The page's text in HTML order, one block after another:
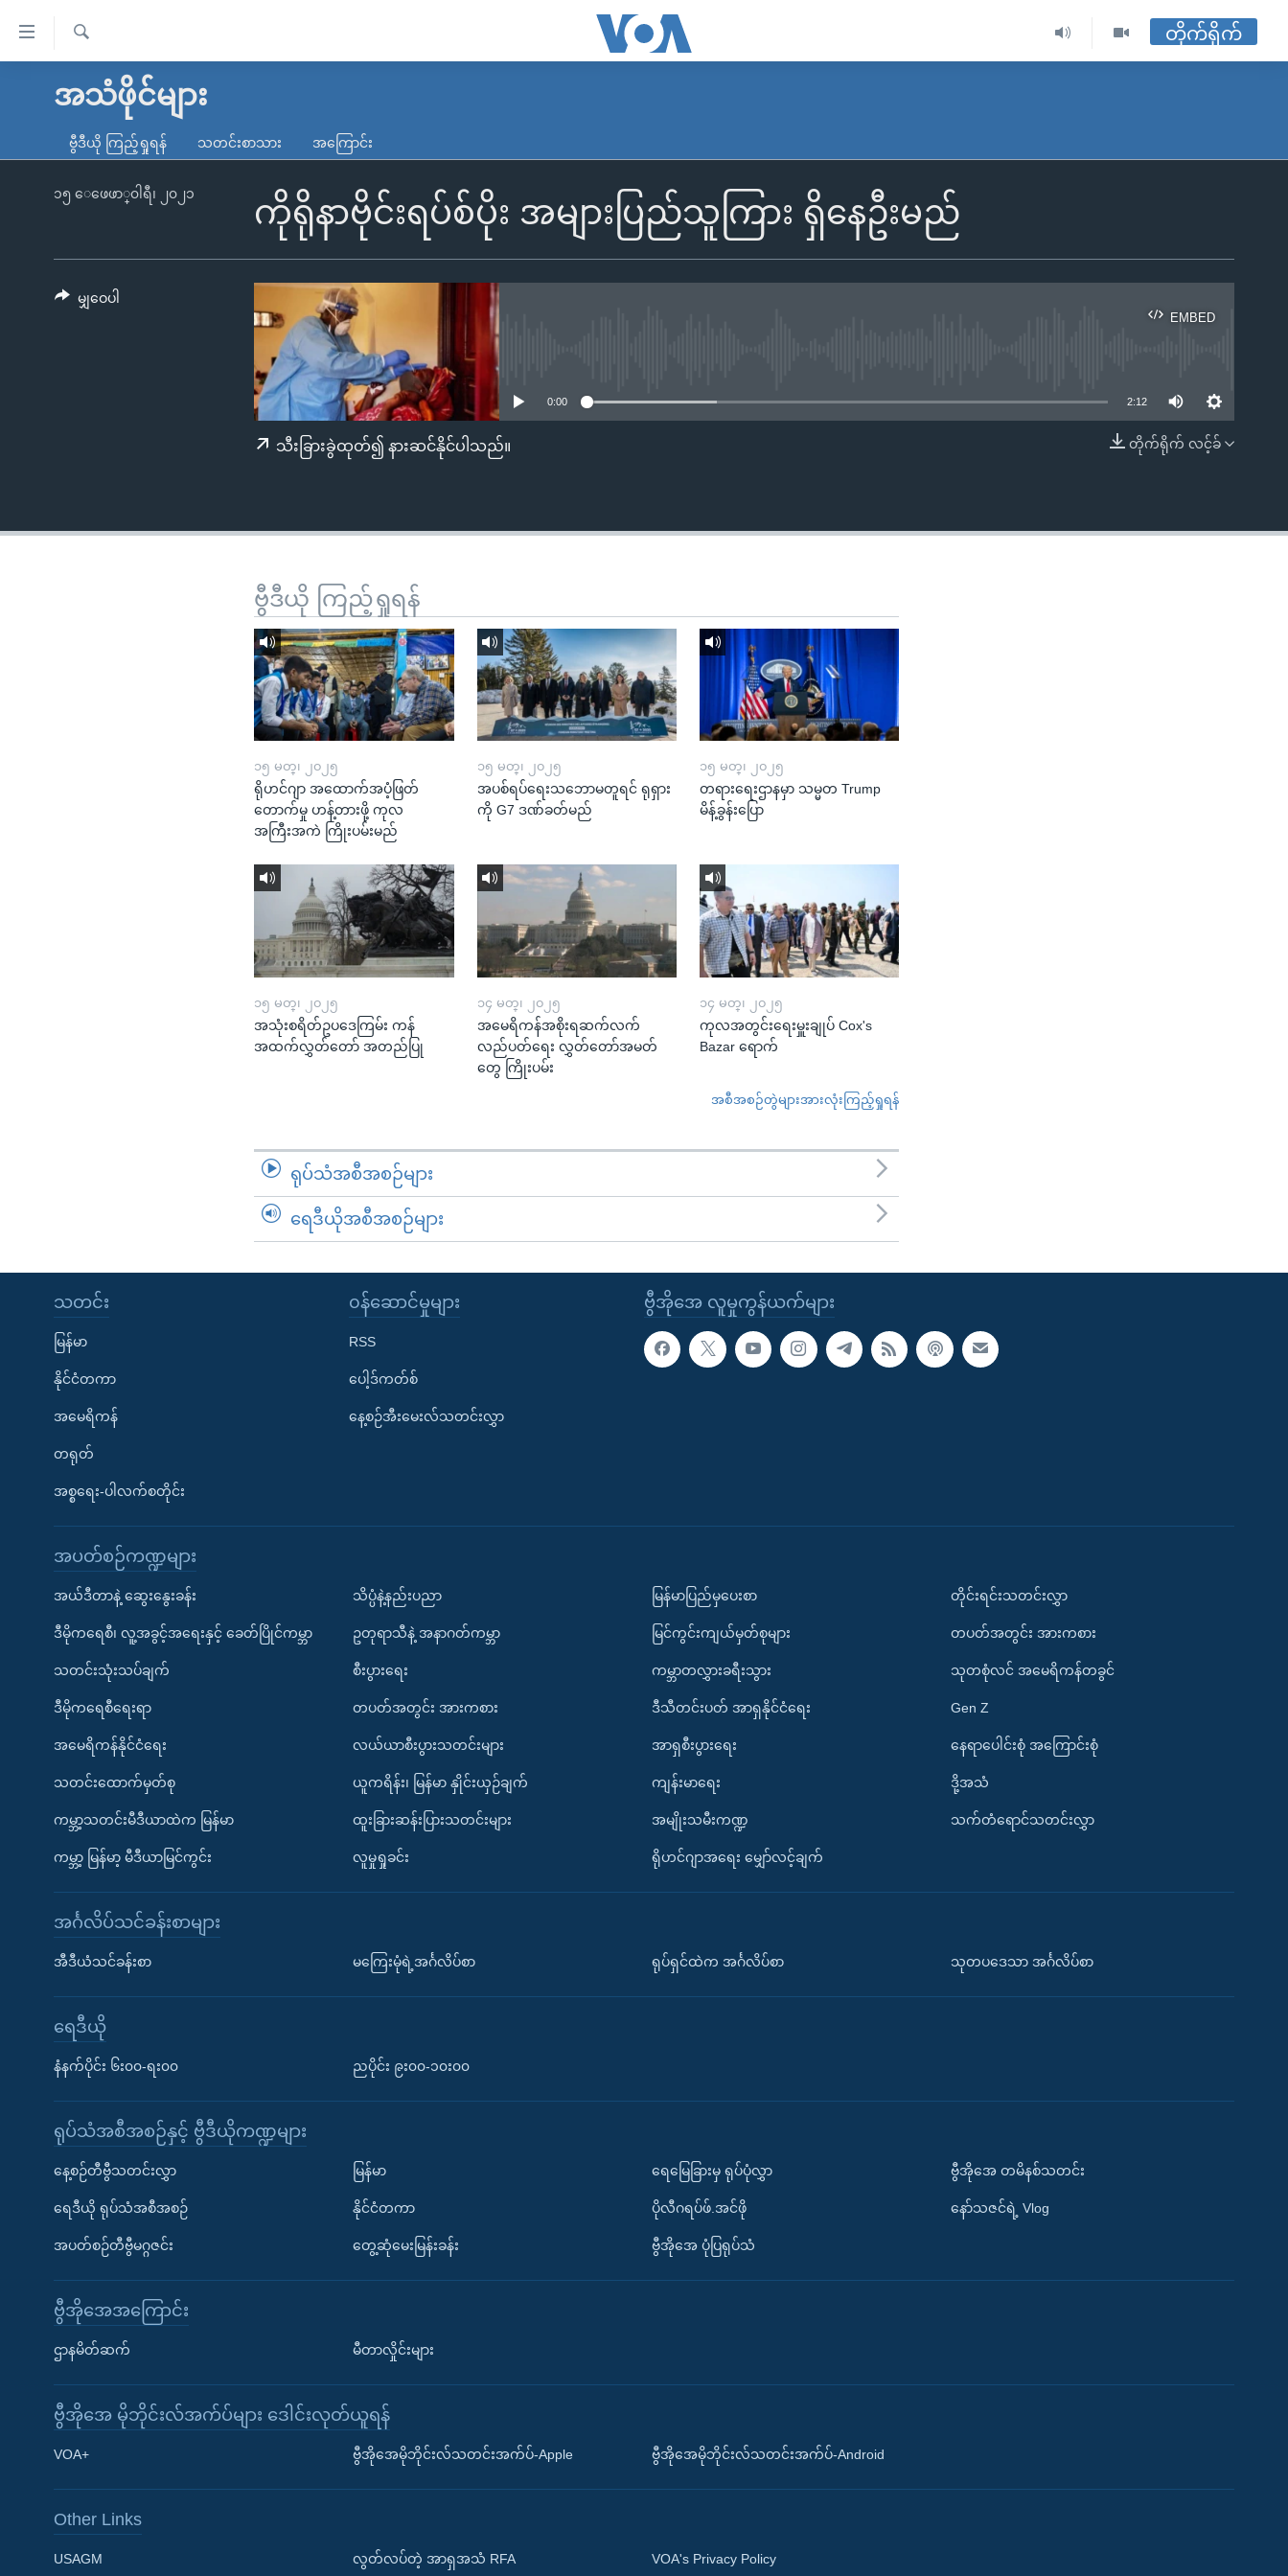
လွယ်ကူ
သည့်
ကျော်
မူလစာမျက်နှာ
ကမ္ဘာ့သတင်းများ
နိုင်ငံတကာ
တရုတ်
အစ္စရေး-ပါလက်စတိုင်း
ရပ်ဝန်းတခု လမ်းတခု အလွန်
အင်္ဂလိပ်စာလေ့လာမယ်
Learning English
ရ
တိုက်ရိုက်
အသံဖိုင်များ
ဗွီဒီယို ကြည့်ရှုရန် သတင်းစာသား အကြောင်း
ကိုရိုနာဗိုင်းရပ်စ်ပိုး အများပြည်သူကြား ရှိနေဦးမည်
၁၅ ေဖေဖာ္၀ါရီ၊ ၂၀၂၁
EMBED
EMBED
0:00 2:12
တိုက်ရိုက် လင့်ခ်
သီးခြားခွဲထုတ်၍ နားဆင်နိုင်ပါသည်။
မျှဝေပါ
ဗွီဒီယို ကြည့်ရှုရန်
၁၅ မတ္၊ ၂၀၂၅
ရိုဟင်ဂျာ အထောက်အပံ့ဖြတ်
တောက်မှု ဟန့်တားဖို့ ကုလ
အကြီးအကဲ ကြိုးပမ်းမည်
၁၅ မတ္၊ ၂၀၂၅
အပစ်ရပ်ရေးသဘောမတူရင် ရုရှား
ကို G7 ဒဏ်ခတ်မည်
၁၅ မတ္၊ ၂၀၂၅
တရားရေးဌာနမှာ သမ္မတ Trump
မိန့်ခွန်းပြော
၁၅ မတ္၊ ၂၀၂၅
အသုံးစရိတ်ဥပဒေကြမ်း ကန်
အထက်လွှတ်တော် အတည်ပြု
၁၄ မတ္၊ ၂၀၂၅
အမေရိကန်အစိုးရဆက်လက်
လည်ပတ်ရေး လွှတ်တော်အမတ်
တွေ ကြိုးပမ်း
၁၄ မတ္၊ ၂၀၂၅
ကုလအတွင်းရေးမှူးချုပ် Cox's
Bazar ရောက်
အစီအစဉ်တွဲများအားလုံးကြည့်ရှုရန်
ရုပ်သံအစီအစဉ်များ
ရေဒီယိုအစီအစဉ်များ
ဗွီအိုအေ လူမှုကွန်ယက်များ
သတင်း
မြန်မာ
နိုင်ငံတကာ
အမေရိကန်
တရုတ်
အစ္စရေး-ပါလက်စတိုင်း
၀န်ဆောင်မှုများ
RSS
ပေါ့ဒ်ကတ်စ်
နေ့စဉ်အီးမေးလ်သတင်းလွှာ
အပတ်စဉ်ကဏ္ဍများ
အယ်ဒီတာနဲ့ ဆွေးနွေးခန်း
ဒီမိုကရေစီ၊ လူ့အခွင့်အရေးနှင့် ခေတ်ပြိုင်ကမ္ဘာ
သတင်းသုံးသပ်ချက်
ဒီမိုကရေစီရေးရာ
အမေရိကန်နိုင်ငံရေး
သတင်းထောက်မှတ်စု
ကမ္ဘာ့သတင်းမီဒီယာထဲက မြန်မာ
ကမ္ဘာ့ မြန်မာ့ မီဒီယာမြင်ကွင်း
သိပ္ပံနဲ့နည်းပညာ
ဥတုရာသီနဲ့ အနာဂတ်ကမ္ဘာ
စီးပွားရေး
တပတ်အတွင်း အားကစား
လယ်ယာစီးပွားသတင်းများ
ယူကရိန်း၊ မြန်မာ နှိုင်းယှဉ်ချက်
ထူးခြားဆန်းပြားသတင်းများ
လူမှုရှုခင်း
မြန်မာပြည်မှပေးစာ
မြင်ကွင်းကျယ်မှတ်စုများ
ကမ္ဘာတလွှားခရီးသွား
ဒီသီတင်းပတ် အာရှနိုင်ငံရေး
အာရှစီးပွားရေး
ကျန်းမာရေး
အမျိုးသမီးကဏ္ဍ
ရိုဟင်ဂျာအရေး မျှော်လင့်ချက်
တိုင်းရင်းသတင်းလွှာ
တပတ်အတွင်း အားကစား
သုတစုံလင် အမေရိကန်တခွင်
Gen Z
နေရာပေါင်းစုံ အကြောင်းစုံ
ဒို့အသံ
သက်တံရောင်သတင်းလွှာ
အင်္ဂလိပ်သင်ခန်းစာများ
အီဒီယံသင်ခန်းစာ မကြေးမုံရဲ့အင်္ဂလိပ်စာ ရုပ်ရှင်ထဲက အင်္ဂလိပ်စာ သုတပဒေသာ အင်္ဂလိပ်စာ
ရေဒီယို
နံနက်ပိုင်း ၆း၀၀-ရး၀၀ ညပိုင်း ၉း၀၀-၁၀း၀၀
ရုပ်သံအစီအစဉ်နှင့် ဗွီဒီယိုကဏ္ဍများ
နေ့စဉ်တီဗွီသတင်းလွှာ
ရေဒီယို ရုပ်သံအစီအစဉ်
အပတ်စဉ်တီဗွီမဂ္ဂဇင်း
မြန်မာ
နိုင်ငံတကာ
တွေ့ဆုံမေးမြန်းခန်း
ရေမြေခြားမှ ရုပ်ပုံလွှာ
ပိုလီဂရပ်ဖ်.အင်ဖို
ဗွီအိုအေ ပုံပြရုပ်သံ
ဗွီအိုအေ တမိနစ်သတင်း
နော်သဇင်ရဲ့ Vlog
ဗွီအိုအေအကြောင်း
ဌာနမိတ်ဆက် မီတာလှိုင်းများ
ဗွီအိုအေ မိုဘိုင်းလ်အက်ပ်များ ဒေါင်းလုတ်ယူရန်
VOA+ ဗွီအိုအေမိုဘိုင်းလ်သတင်းအက်ပ်-Apple ဗွီအိုအေမိုဘိုင်းလ်သတင်းအက်ပ်-Android
Other Links
USAGM လွတ်လပ်တဲ့ အာရှအသံ RFA VOA's Privacy Policy